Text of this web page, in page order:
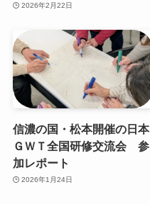
2026年2月22日
信濃の国・松本開催の日本
ＧＷＴ全国研修交流会 参
加レポート
2026年1月24日